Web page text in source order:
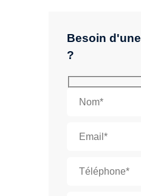
Besoin
?